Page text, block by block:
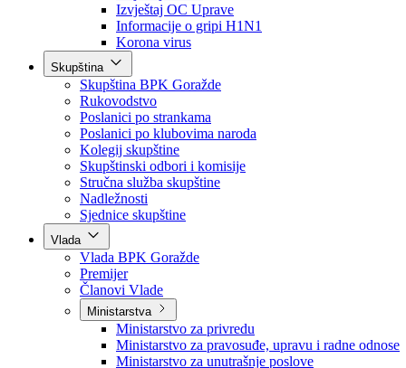
Obavještenja Vlade
Izvještajno prognozna služba Ministarstva privrede
Izvještaj o radu
Izvještaj OC Uprave
Informacije o gripi H1N1
Korona virus
Skupština
Skupština BPK Goražde
Rukovodstvo
Poslanici po strankama
Poslanici po klubovima naroda
Kolegij skupštine
Skupštinski odbori i komisije
Stručna služba skupštine
Nadležnosti
Sjednice skupštine
Vlada
Vlada BPK Goražde
Premijer
Članovi Vlade
Ministarstva